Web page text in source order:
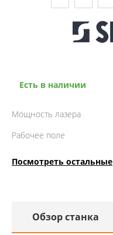
Есть в наличии
Мощность лазера
Рабочее поле
Посмотреть остальные
Обзор станка